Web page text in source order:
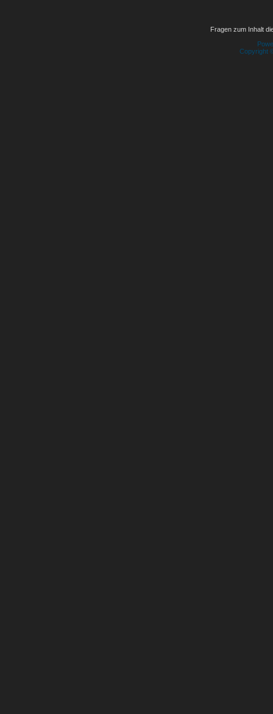
Fragen zum Inhalt
Copyright